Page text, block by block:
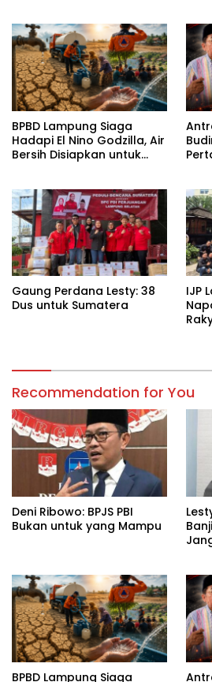
BPBD Lampung Siaga
Hadapi El Nino Godzilla, Air
Bersih Disiapkan untuk
Gaung Perdana Lesty: 38
Dus untuk Sumatera
IJP
Recommendation for You
Deni Ribowo: BPJS PBI
Bukan untuk yang Mampu
BPBD Lampung Siaga